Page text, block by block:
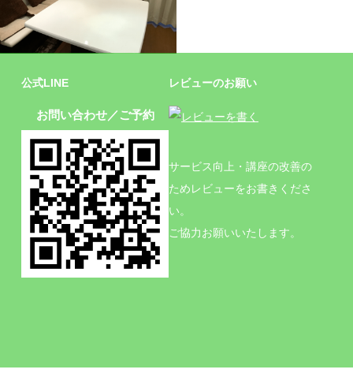
施設
公式LINE
お問い合わせ／ご予約
レビューのお願い
サービス向上・講座の改善の
ためレビューをお書きくださ
い。
ご協力お願いいたします。